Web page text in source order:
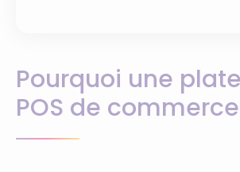
Pourquoi une
POS de